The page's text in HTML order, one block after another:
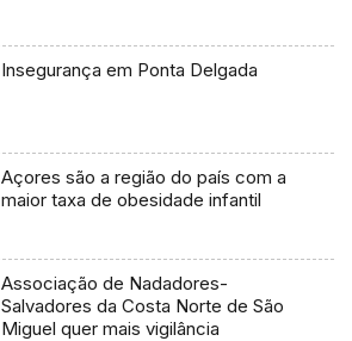
Insegurança em Ponta Delgada
Açores são a região do país com a
maior taxa de obesidade infantil
Associação de Nadadores-
Salvadores da Costa Norte de São
Miguel quer mais vigilância